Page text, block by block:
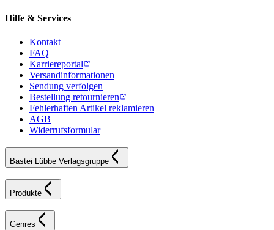
Hilfe & Services
Kontakt
FAQ
Karriereportal
Versandinformationen
Sendung verfolgen
Bestellung retournieren
Fehlerhaften Artikel reklamieren
AGB
Widerrufsformular
Bastei Lübbe Verlagsgruppe
Produkte
Genres